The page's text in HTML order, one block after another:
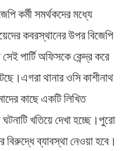
কর্মী সমর্থকদের মধ্যে
কবরস্থানের উপর বিজেপি
পার্টি অফিসকে কেন্দ্র করে
থানার ওসি কাশীনাথ
কাছে একটি লিখিত
খতিয়ে দেখা হচ্ছে।পুরো
ব্যাবস্থা নেওয়া হবে।